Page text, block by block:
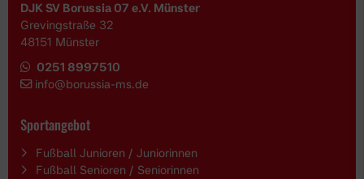
DJK SV Borussia 07 e.V. Münster
Grevingstraße 32
48151 Münster
0251 8997510
info@borussia-ms.de
Sportangebot
Fußball Junioren / Juniorinnen
Fußball Senioren / Seniorinnen